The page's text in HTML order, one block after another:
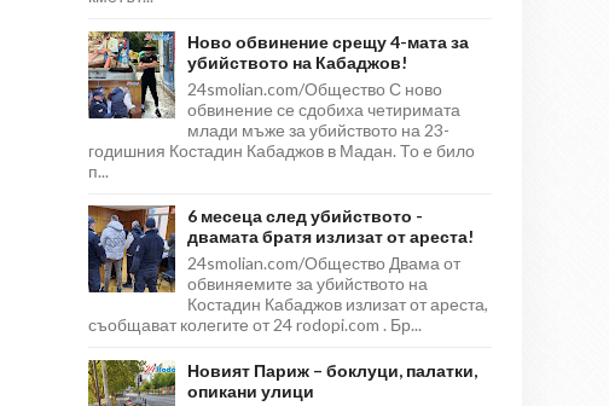
Ново обвинение срещу 4-мата за
убийството на Кабаджов!
24smolian.com/Общество С ново
обвинение се сдобиха четиримата
млади мъже за убийството на 23-
годишния Костадин Кабаджов в Мадан. То е било
п...
6 месеца след убийството -
двамата братя излизат от ареста!
24smolian.com/Общество Двама от
обвиняемите за убийството на
Костадин Кабаджов излизат от ареста,
съобщават колегите от 24 rodopi.com . Бр...
Новият Париж – боклуци, палатки,
опикани улици